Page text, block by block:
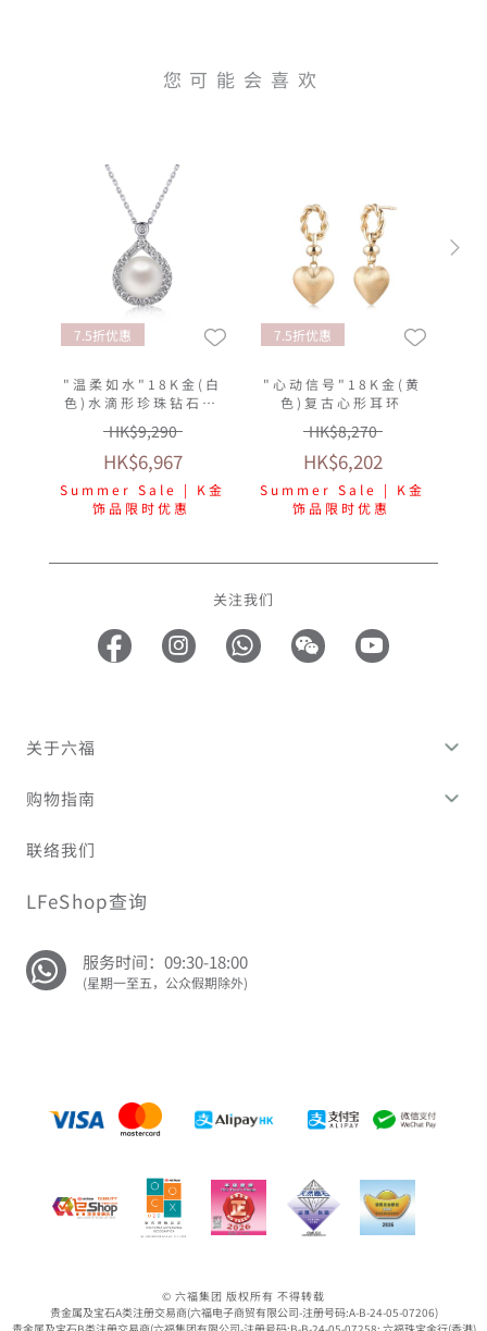
您可能会喜欢
7.5折优惠
"温柔如水"18K金(白
色)水滴形珍珠钻石颈
链
HK$9,290
HK$6,967
Summer Sale | K金
饰品限时优惠
7.5折优惠
"心动信号"18K金(黄
色)复古心形耳环
HK$8,270
HK$6,202
Summer Sale | K金
饰品限时优惠
关注我们
关于六福
购物指南
联络我们
LFeShop查询
服务时间：09:30-18:00
(星期一至五，公众假期除外)
© 六福集团 版权所有 不得转载
贵金属及宝石A类注册交易商(六福电子商贸有限公司-注册号码:A-B-24-05-07206)